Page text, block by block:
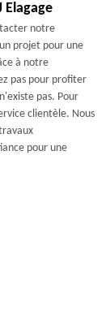
notre
projet pour une
à notre
pas pour profiter
pas. Pour
clientèle. Nous
pour une